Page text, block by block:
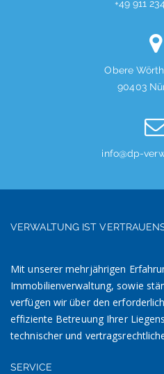
+49 911
Obere
90403
info@dp-
VERWALTUNG IST
Mit unserer mehrjährigen
Immobilienverwaltung, sowie
verfügen wir über den
effiziente Betreuung Ihrer
technischer und
SERVICE